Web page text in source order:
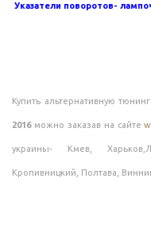
Указатели поворотов-
Купить альтернативную
2016можно заказав на сайте
украины- Кмев,
Кропивницкий, Полтава,